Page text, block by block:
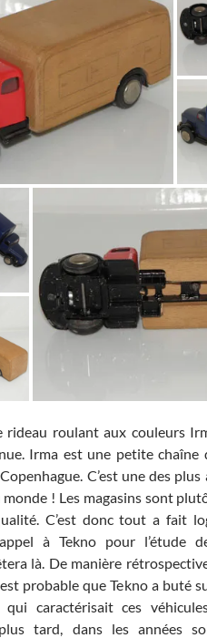
rideau roulant aux couleurs
Irma est une petite chaîne
C’est une des plus
! Les magasins sont
C’est donc tout a fait
à Tekno pour l’étude
là. De manière
probable que Tekno a buté
caractérisait ces
tard, dans les années